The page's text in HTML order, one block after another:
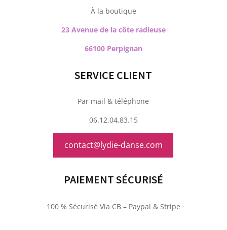
À la boutique
23 Avenue de la côte radieuse
66100 Perpignan
SERVICE CLIENT
Par mail & téléphone
06.12.04.83.15
contact@lydie-danse.com
PAIEMENT SÉCURISÉ
100 % Sécurisé Via CB – Paypal & Stripe